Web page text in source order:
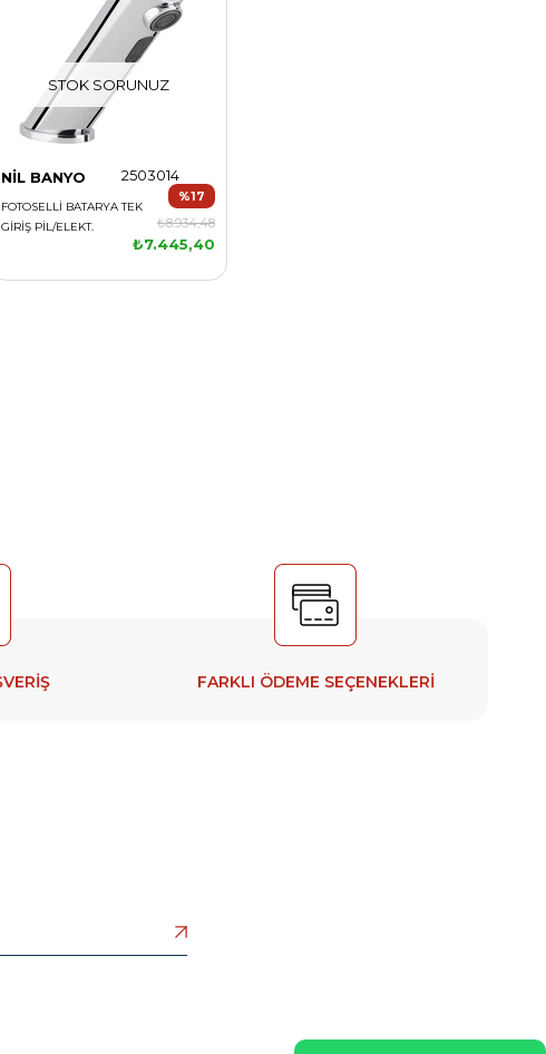
STOK SORUNUZ
NİL BANYO
FOTOSELLİ BATARYA TEK
GİRİŞ PİL/ELEKT.
2503014
₺7.445,40
₺8.934,48
%17
FARKLI ÖDEME SEÇENEKLERİ